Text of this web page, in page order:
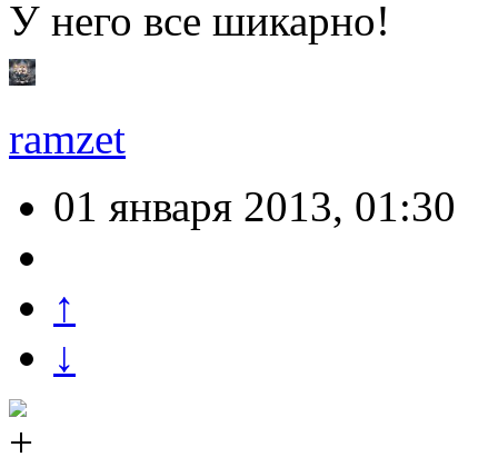
У него все шикарно!
ramzet
01 января 2013, 01:30
↑
↓